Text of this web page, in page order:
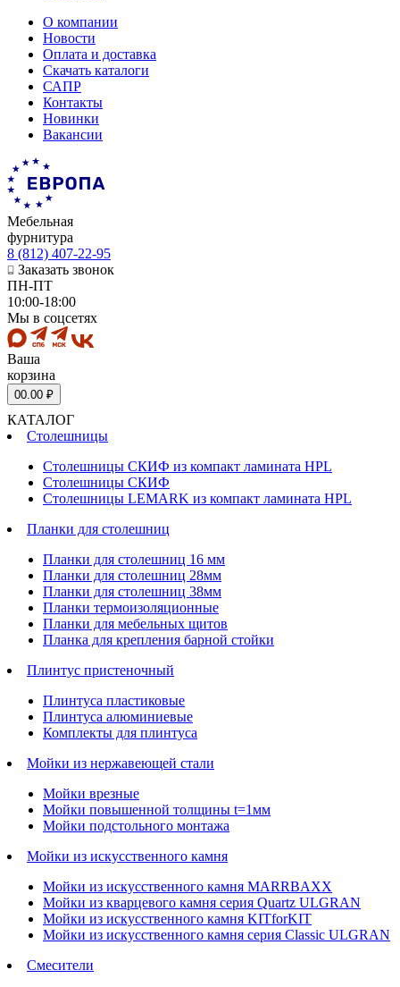
О компании
Новости
Оплата и доставка
Скачать каталоги
САПР
Контакты
Новинки
Вакансии
Мебельная
фурнитура
8 (812) 407-22-95
Заказать звонок
ПН-ПТ
10:00-18:00
Мы в соцсетях
Ваша
корзина
00.00 ₽
КАТАЛОГ
Столешницы
Столешницы СКИФ из компакт ламината HPL
Столешницы СКИФ
Столешницы LEMARK из компакт ламината HPL
Планки для столешниц
Планки для столешниц 16 мм
Планки для столешниц 28мм
Планки для столешниц 38мм
Планки термоизоляционные
Планки для мебельных щитов
Планка для крепления барной стойки
Плинтус пристеночный
Плинтуса пластиковые
Плинтуса алюминиевые
Комплекты для плинтуса
Мойки из нержавеющей стали
Мойки врезные
Мойки повышенной толщины t=1мм
Мойки подстольного монтажа
Мойки из искусственного камня
Мойки из искусственного камня MARRBAXX
Мойки из кварцевого камня серия Quartz ULGRAN
Мойки из искусственного камня KITforKIT
Мойки из искусственного камня серия Classic ULGRAN
Смесители